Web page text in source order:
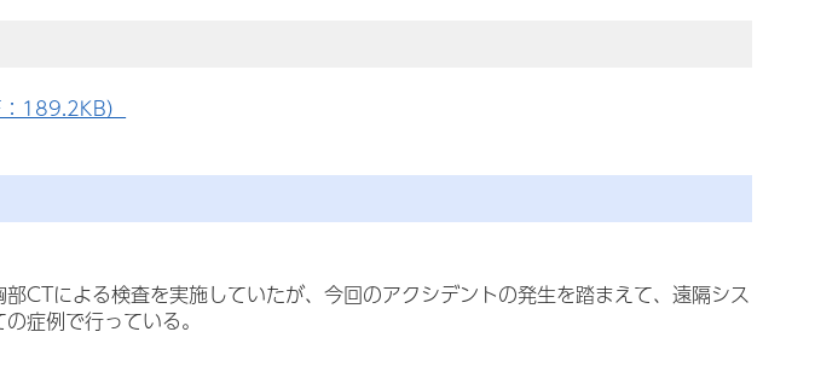
189.2KB）
CTによる検査を実施していたが、今回のアクシデントの発生を踏まえて、遠隔シス
症例で行っている。